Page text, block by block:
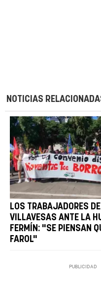
NOTICIAS
LOS TRABAJADORES
VILLAVESAS ANTE LA
FERMÍN: "SE PIENSAN
FAROL"